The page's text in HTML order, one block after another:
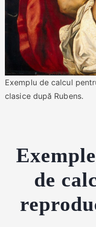
Exemplu de calcul
clasice după Rubens.
de